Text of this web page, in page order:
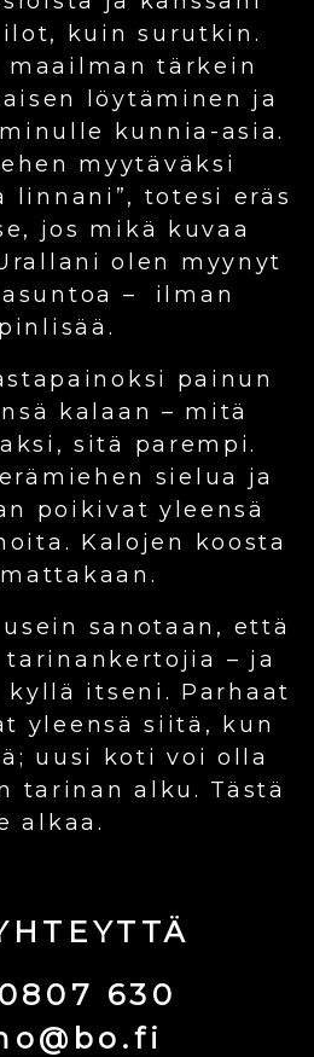
kuin surutkin.
maailman tärkein
löytäminen ja
kunnia-asia.
myytäväksi
linnani”, totesi eräs
jos mikä kuvaa
olen myynyt
– ilman
painun
kalaan – mitä
sitä parempi.
sielua ja
poikivat yleensä
Kalojen koosta
sanotaan, että
tarinankertojia – ja
itseni. Parhaat
yleensä siitä, kun
uusi koti voi olla
tarinan alku. Tästä
alkaa.
630